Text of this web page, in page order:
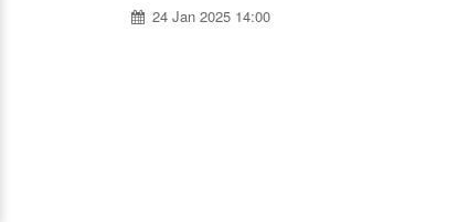
24 Jan 2025 14:00